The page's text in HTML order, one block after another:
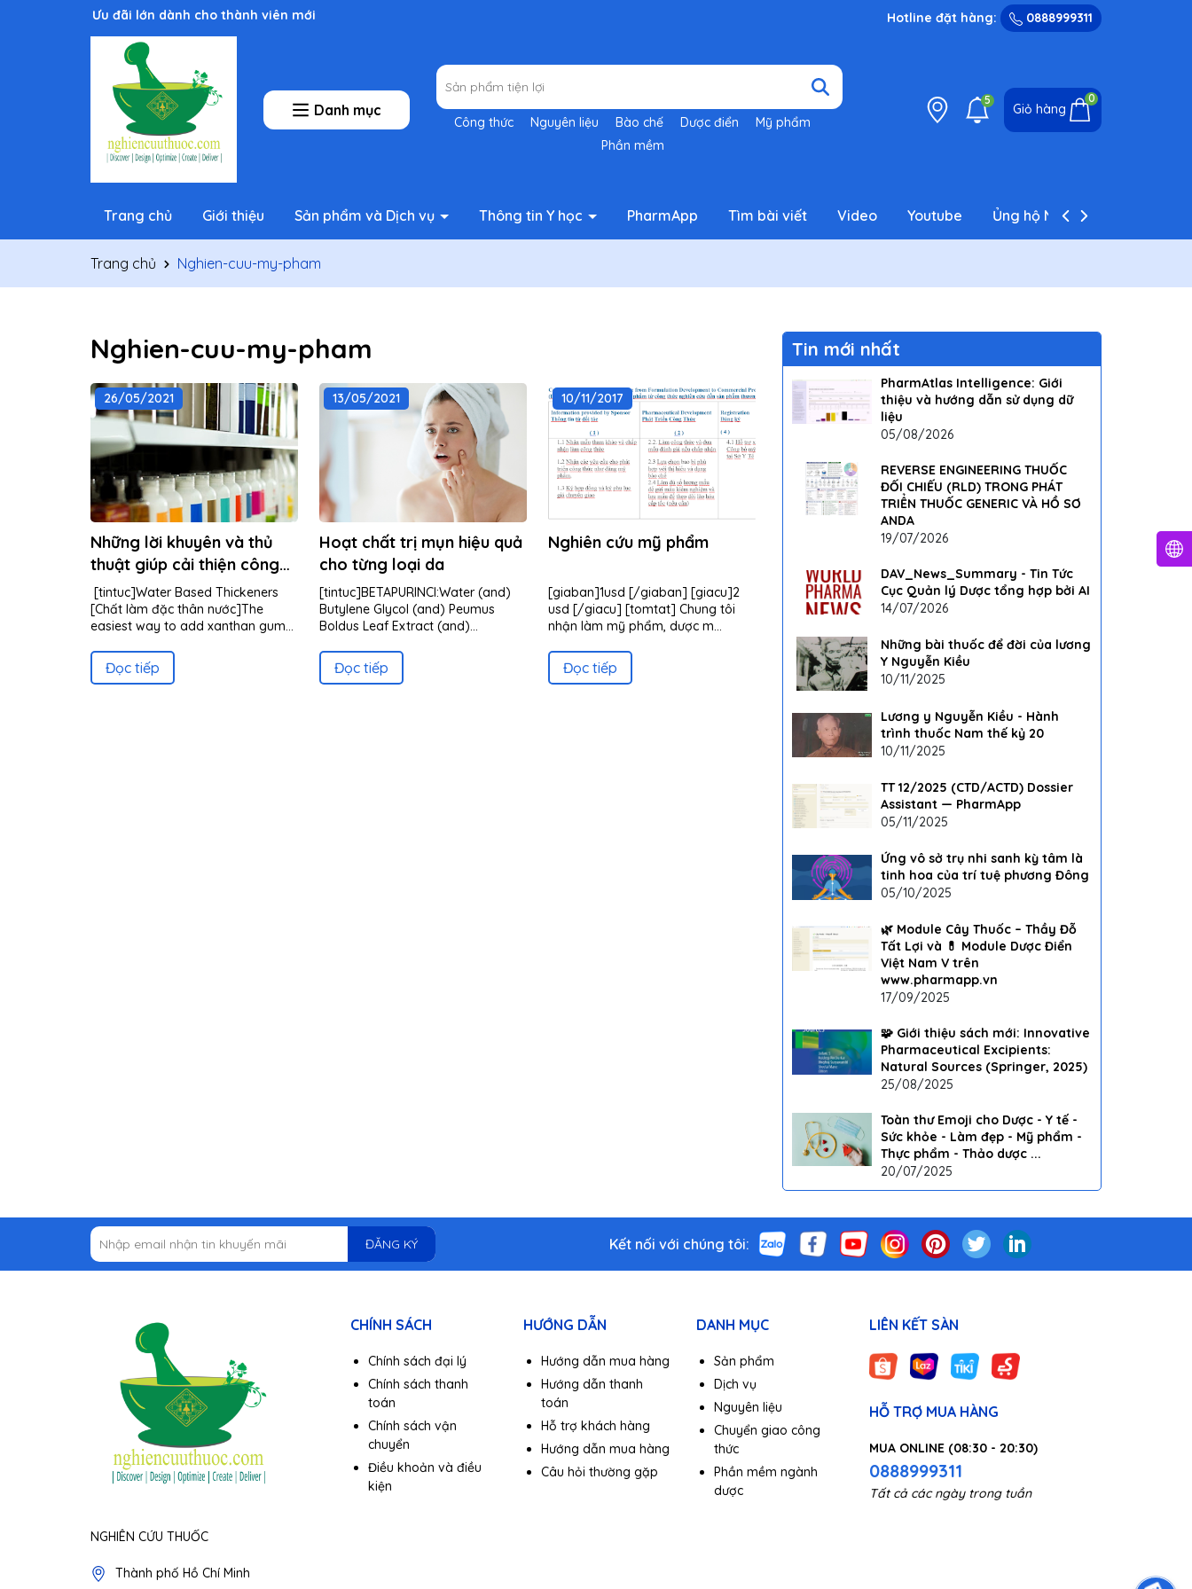
Ưu đãi lớn dành cho thành viên mới Hotline đặt hàng: 0888999311
Danh mục
Công thức Nguyên liệu Bào chế Dược điển
Mỹ phẩm
Phần mềm
5
Giỏ hàng
0
Trang chủ Giới thiệu Sản phẩm và Dịch vụ Thông tin Y học PharmApp Tìm bài viết Video Youtube Ủng hộ NCT
Trang chủ Nghien-cuu-my-pham
Nghien-cuu-my-pham
26/05/2021
Những lời khuyên và thủ
thuật giúp cải thiện công
thức mỹ phẩm của bạn
[EN]
[tintuc]Water Based Thickeners
[Chất làm đặc thân nước]The
easiest way to add xanthan gum...
Đọc tiếp
13/05/2021
Hoạt chất trị mụn hiệu quả
cho từng loại da
[tintuc]BETAPURINCI:Water (and)
Butylene Glycol (and) Peumus
Boldus Leaf Extract (and)
Đọc tiếp
10/11/2017
Nghiên cứu mỹ phẩm
[giaban]1usd [/giaban] [giacu]2
usd [/giacu] [tomtat] Chung tôi
nhận làm mỹ phẩm, dược m...
Đọc tiếp
Tin mới nhất
PharmAtlas Intelligence: Giới
thiệu và hướng dẫn sử dụng dữ
liệu
05/08/2026
REVERSE ENGINEERING THUỐC
ĐỐI CHIẾU (RLD) TRONG PHÁT
TRIỂN THUỐC GENERIC VÀ HỒ SƠ
ANDA
19/07/2026
DAV_News_Summary - Tin Tức
Cục Quản lý Dược tổng hợp bởi AI
14/07/2026
Những bài thuốc để đời của lương
Y Nguyễn Kiều
10/11/2025
Lương y Nguyễn Kiều - Hành
trình thuốc Nam thế kỷ 20
10/11/2025
TT 12/2025 (CTD/ACTD) Dossier
Assistant — PharmApp
05/11/2025
Ứng vô sở trụ nhi sanh kỳ tâm là
tinh hoa của trí tuệ phương Đông
05/10/2025
🌿 Module Cây Thuốc – Thầy Đỗ
Tất Lợi và 💊 Module Dược Điển
Việt Nam V trên
www.pharmapp.vn
17/09/2025
🧩 Giới thiệu sách mới: Innovative
Pharmaceutical Excipients:
Natural Sources (Springer, 2025)
25/08/2025
Toàn thư Emoji cho Dược - Y tế -
Sức khỏe - Làm đẹp - Mỹ phẩm -
Thực phẩm - Thảo dược ...
20/07/2025
ĐĂNG KÝ Kết nối với chúng tôi:
NGHIÊN CỨU THUỐC
Thành phố Hồ Chí Minh
CHÍNH SÁCH
Chính sách đại lý
Chính sách thanh
toán
Chính sách vận
chuyển
Điều khoản và điều
kiện
HƯỚNG DẪN
Hướng dẫn mua hàng
Hướng dẫn thanh
toán
Hỗ trợ khách hàng
Hướng dẫn mua hàng
Câu hỏi thường gặp
DANH MỤC
Sản phẩm
Dịch vụ
Nguyên liệu
Chuyển giao công
thức
Phần mềm ngành
dược
LIÊN KẾT SÀN
HỖ TRỢ MUA HÀNG
MUA ONLINE (08:30 - 20:30)
0888999311
Tất cả các ngày trong tuần